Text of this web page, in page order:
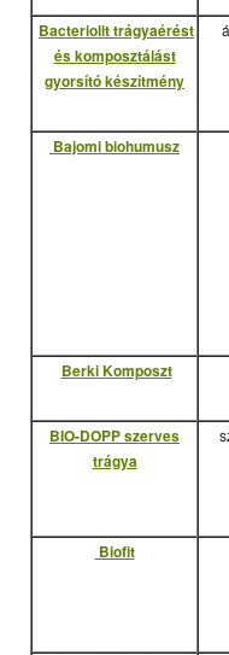
Bacteriolit trágyaérést
és komposztálást
gyorsító készítmény
Bajomi biohumusz
Berki Komposzt
BIO-DOPP szerves
trágya
Biofit